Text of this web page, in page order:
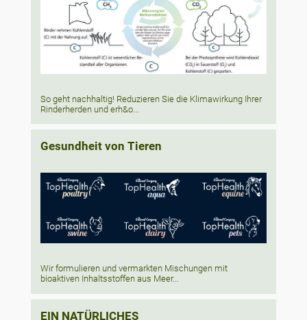
So geht nachhaltig! Reduzieren Sie die Klimawirkung Ihrer
Rinderherden und erh&o...
Gesundheit von Tieren
Wir formulieren und vermarkten Mischungen mit
bioaktiven Inhaltsstoffen aus Meer...
EIN NATÜRLICHES